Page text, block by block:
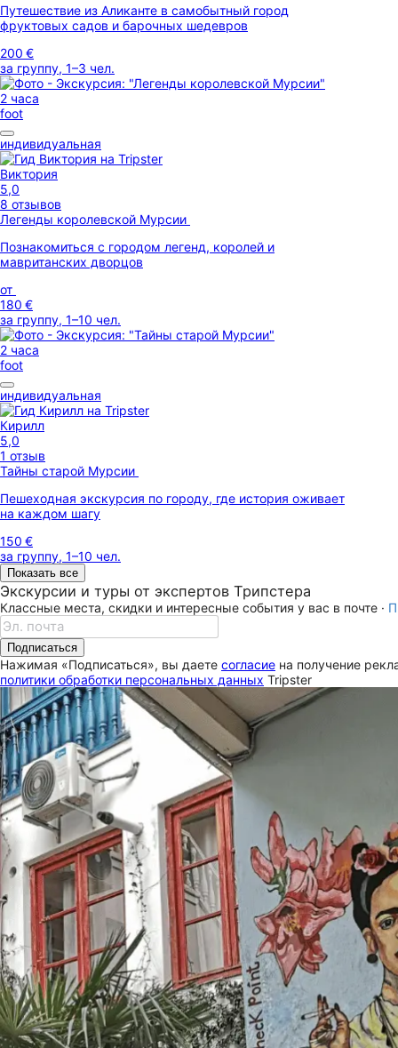
Путешествие из Аликанте в самобытный город
фруктовых садов и барочных шедевров
200 €
за группу, 1–3 чел.
2 часа
foot
индивидуальная
Виктория
5,0
8 отзывов
Легенды королевской Мурсии
Познакомиться с городом легенд, королей и
мавританских дворцов
от
180 €
за группу, 1–10 чел.
2 часа
foot
индивидуальная
Кирилл
5,0
1 отзыв
Тайны старой Мурсии
Пешеходная экскурсия по городу, где история оживает
на каждом шагу
150 €
за группу, 1–10 чел.
Показать все
Экскурсии и туры от экспертов Трипстера
Классные места, скидки и интересные события у вас в почте ·
Подписаться
Нажимая «Подписаться», вы даете согласие на получение
политики обработки персональных данных Tripster